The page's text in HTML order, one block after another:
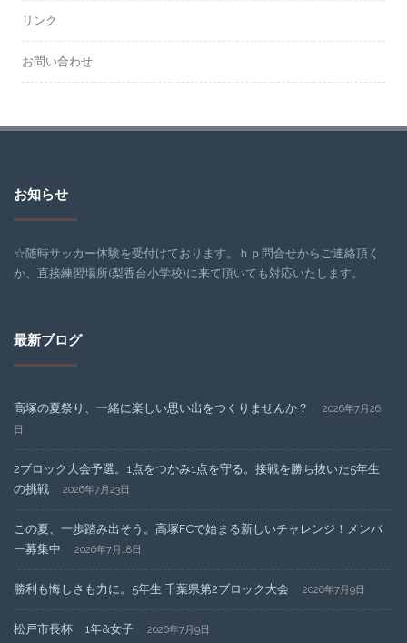
リンク
お問い合わせ
お知らせ
☆随時サッカー体験を受付けております。ｈｐ問合せからご連絡頂く
か、直接練習場所(梨香台小学校)に来て頂いても対応いたします。
最新ブログ
高塚の夏祭り、一緒に楽しい思い出をつくりませんか？
2026年7月26
日
2ブロック大会予選。1点をつかみ1点を守る。接戦を勝ち抜いた5年生
の挑戦
2026年7月23日
この夏、一歩踏み出そう。高塚FCで始まる新しいチャレンジ！メンバ
ー募集中
2026年7月18日
勝利も悔しさも力に。5年生 千葉県第2ブロック大会 2026年7月9日
松戸市長杯 1年&女子 2026年7月9日